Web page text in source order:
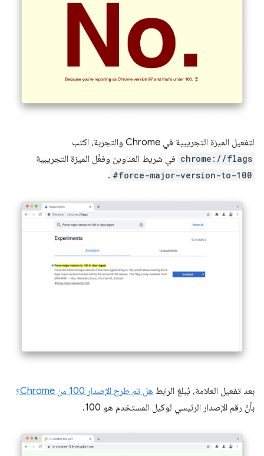
لتفعيل الميزة التجريبية في Chrome والتجربة، اكتب
chrome://flags في شريط العناوين وفعِّل الميزة التجريبية
#force-major-version-to-100
.
بعد تفعيل العلامة، يُبلغ الرابط هل تم طرح الإصدار 100 من Chrome؟
بأنّ رقم الإصدار الرئيسي لوكيل المستخدم هو 100.